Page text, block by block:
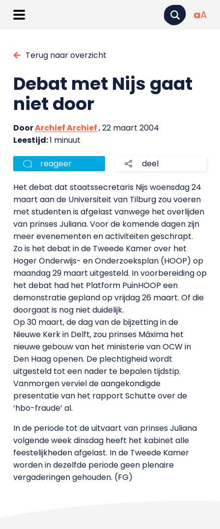
aA
Terug naar overzicht
Debat met Nijs gaat
niet door
DoorArchief Archief, 22 maart 2004
Leestijd:1 minuut
reageer deel
Het debat dat staatssecretaris Nijs woensdag 24
maart aan de Universiteit van Tilburg zou voeren
met studenten is afgelast vanwege het overlijden
van prinses Juliana. Voor de komende dagen zijn
meer evenementen en activiteiten geschrapt.
Zo is het debat in de Tweede Kamer over het
Hoger Onderwijs- en Onderzoeksplan (HOOP) op
maandag 29 maart uitgesteld. In voorbereiding op
het debat had het Platform PuinHOOP een
demonstratie gepland op vrijdag 26 maart. Of die
doorgaat is nog niet duidelijk.
Op 30 maart, de dag van de bijzetting in de
Nieuwe Kerk in Delft, zou prinses Máxima het
nieuwe gebouw van het ministerie van OCW in
Den Haag openen. De plechtigheid wordt
uitgesteld tot een nader te bepalen tijdstip.
Vanmorgen verviel de aangekondigde
presentatie van het rapport Schutte over de
‘hbo-fraude’ al.
In de periode tot de uitvaart van prinses Juliana
volgende week dinsdag heeft het kabinet alle
feestelijkheden afgelast. In de Tweede Kamer
worden in dezelfde periode geen plenaire
vergaderingen gehouden. (FG)